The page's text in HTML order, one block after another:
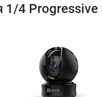
4 Progressive